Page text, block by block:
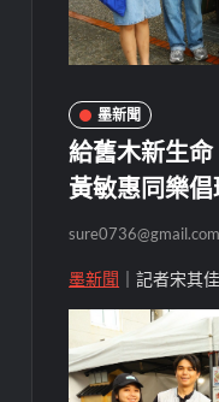
墨新聞
給舊木新生
黃敏惠同樂
sure0736@gmail.com
墨新聞 ｜記者宋其